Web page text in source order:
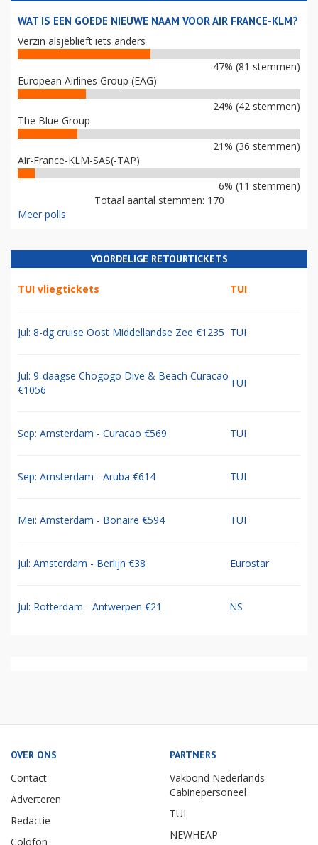
WAT IS EEN GOEDE NIEUWE NAAM VOOR AIR FRANCE-KLM?
Verzin alsjeblieft iets anders
47% (81 stemmen)
European Airlines Group (EAG)
24% (42 stemmen)
The Blue Group
21% (36 stemmen)
Air-France-KLM-SAS(-TAP)
6% (11 stemmen)
Totaal aantal stemmen: 170
Meer polls
VOORDELIGE RETOURTICKETS
TUI vliegtickets TUI
Jul: 8-dg cruise Oost Middellandse Zee €1235 TUI
Jul: 9-daagse Chogogo Dive & Beach Curacao
€1056
TUI
Sep: Amsterdam - Curacao €569 TUI
Sep: Amsterdam - Aruba €614 TUI
Mei: Amsterdam - Bonaire €594 TUI
Jul: Amsterdam - Berlijn €38 Eurostar
Jul: Rotterdam - Antwerpen €21 NS
OVER ONS
Contact
Adverteren
Redactie
Colofon
PARTNERS
Vakbond Nederlands
Cabinepersoneel
TUI
NEWHEAP